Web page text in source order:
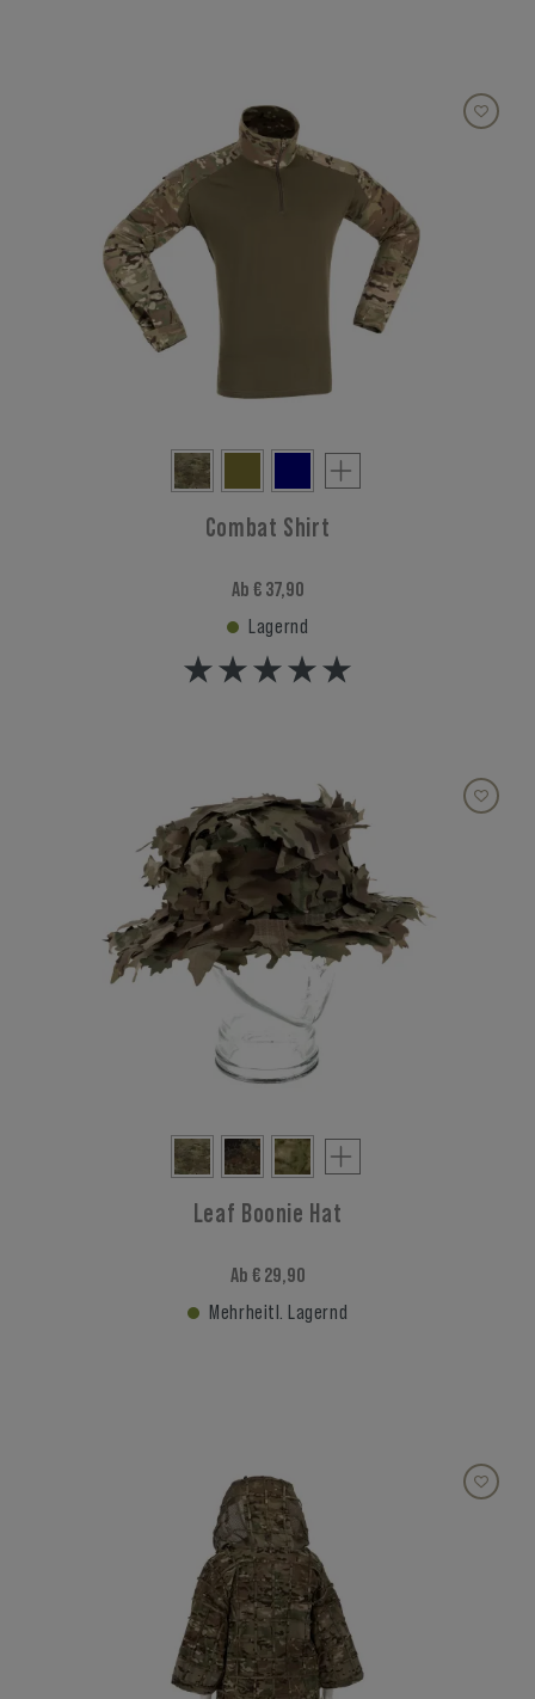
Combat Shirt
Ab € 37,90
Lagernd
Leaf Boonie Hat
Ab € 29,90
Mehrheitl. Lagernd